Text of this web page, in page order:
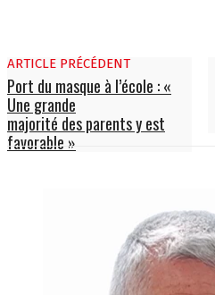
ARTICLE PRÉCÉDENT
Port du masque à l’école : «
Une grande
majorité des parents y est
favorable »